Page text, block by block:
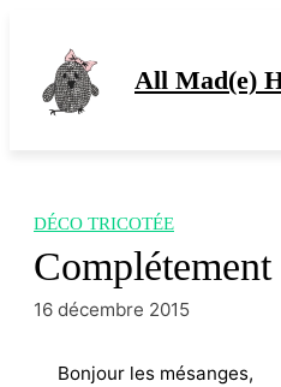
contenu
All Mad(e)
DÉCO TRICOTÉE
16 décembre 2015
Bonjour les mésanges,